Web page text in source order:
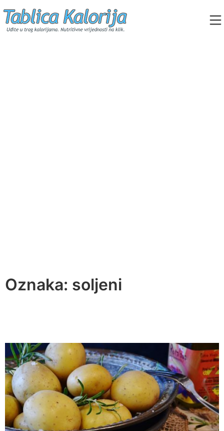
to
content
Oznaka: soljeni